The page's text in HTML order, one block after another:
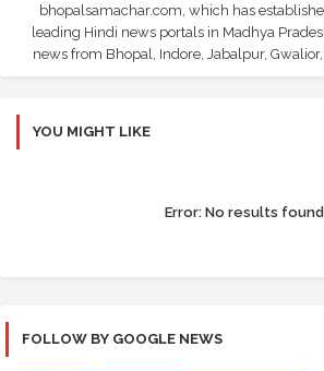
bhopalsamachar.com, which has
leading Hindi news portals in Madhya
news from Bhopal, Indore, Jabalpur, Gwalior,
YOU MIGHT LIKE
Error: No results found
FOLLOW BY GOOGLE NEWS